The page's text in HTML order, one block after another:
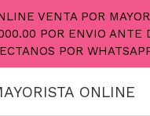
VENTA POR
POR ENVIO ANTE
POR
ONLINE